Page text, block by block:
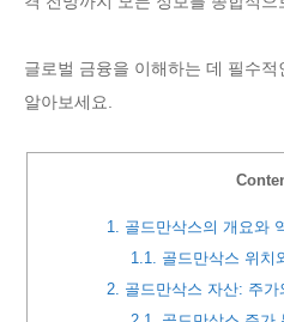
글로벌 금융을 이해하는 데 필수
알아보세요.
1. 골드만삭스의 개요와
1.1. 골드만삭스 위치
2. 골드만삭스 자산: 주